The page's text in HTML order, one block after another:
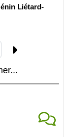
Liétard-